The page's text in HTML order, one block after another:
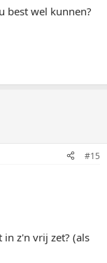
best wel kunnen?
#15
z'n vrij zet? (als